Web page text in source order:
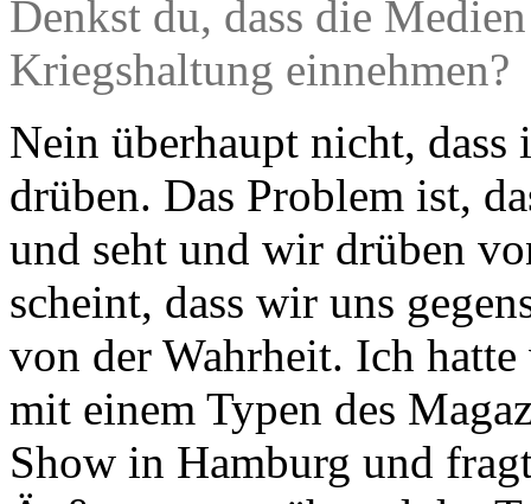
Denkst du, dass die
Kriegshaltung einnehmen?
Nein überhaupt nicht,
drüben. Das Problem ist,
und seht und wir drüben
scheint, dass wir uns
von der Wahrheit. Ich
mit einem Typen des
Show in Hamburg und